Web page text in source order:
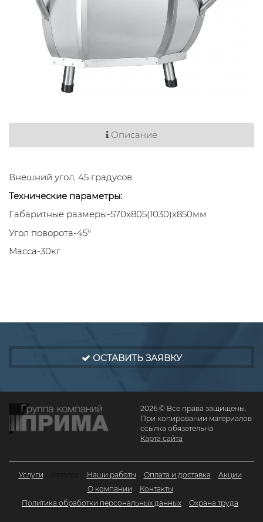
Описание
Внешний угол, 45 градусов
Технические параметры:
Габаритные размеры-570x805(1030)x850мм
Угол поворота-45°
Масса-30кг
ОСТАВИТЬ ЗАЯВКУ
2026 © Все права защищены.
При копировании материалов
ссылка обязательна
Карта сайта
Услуги Наши работы Оплата и доставка
Акции
О компании
Контакты
Политика обработки персональных данных
Охрана труда